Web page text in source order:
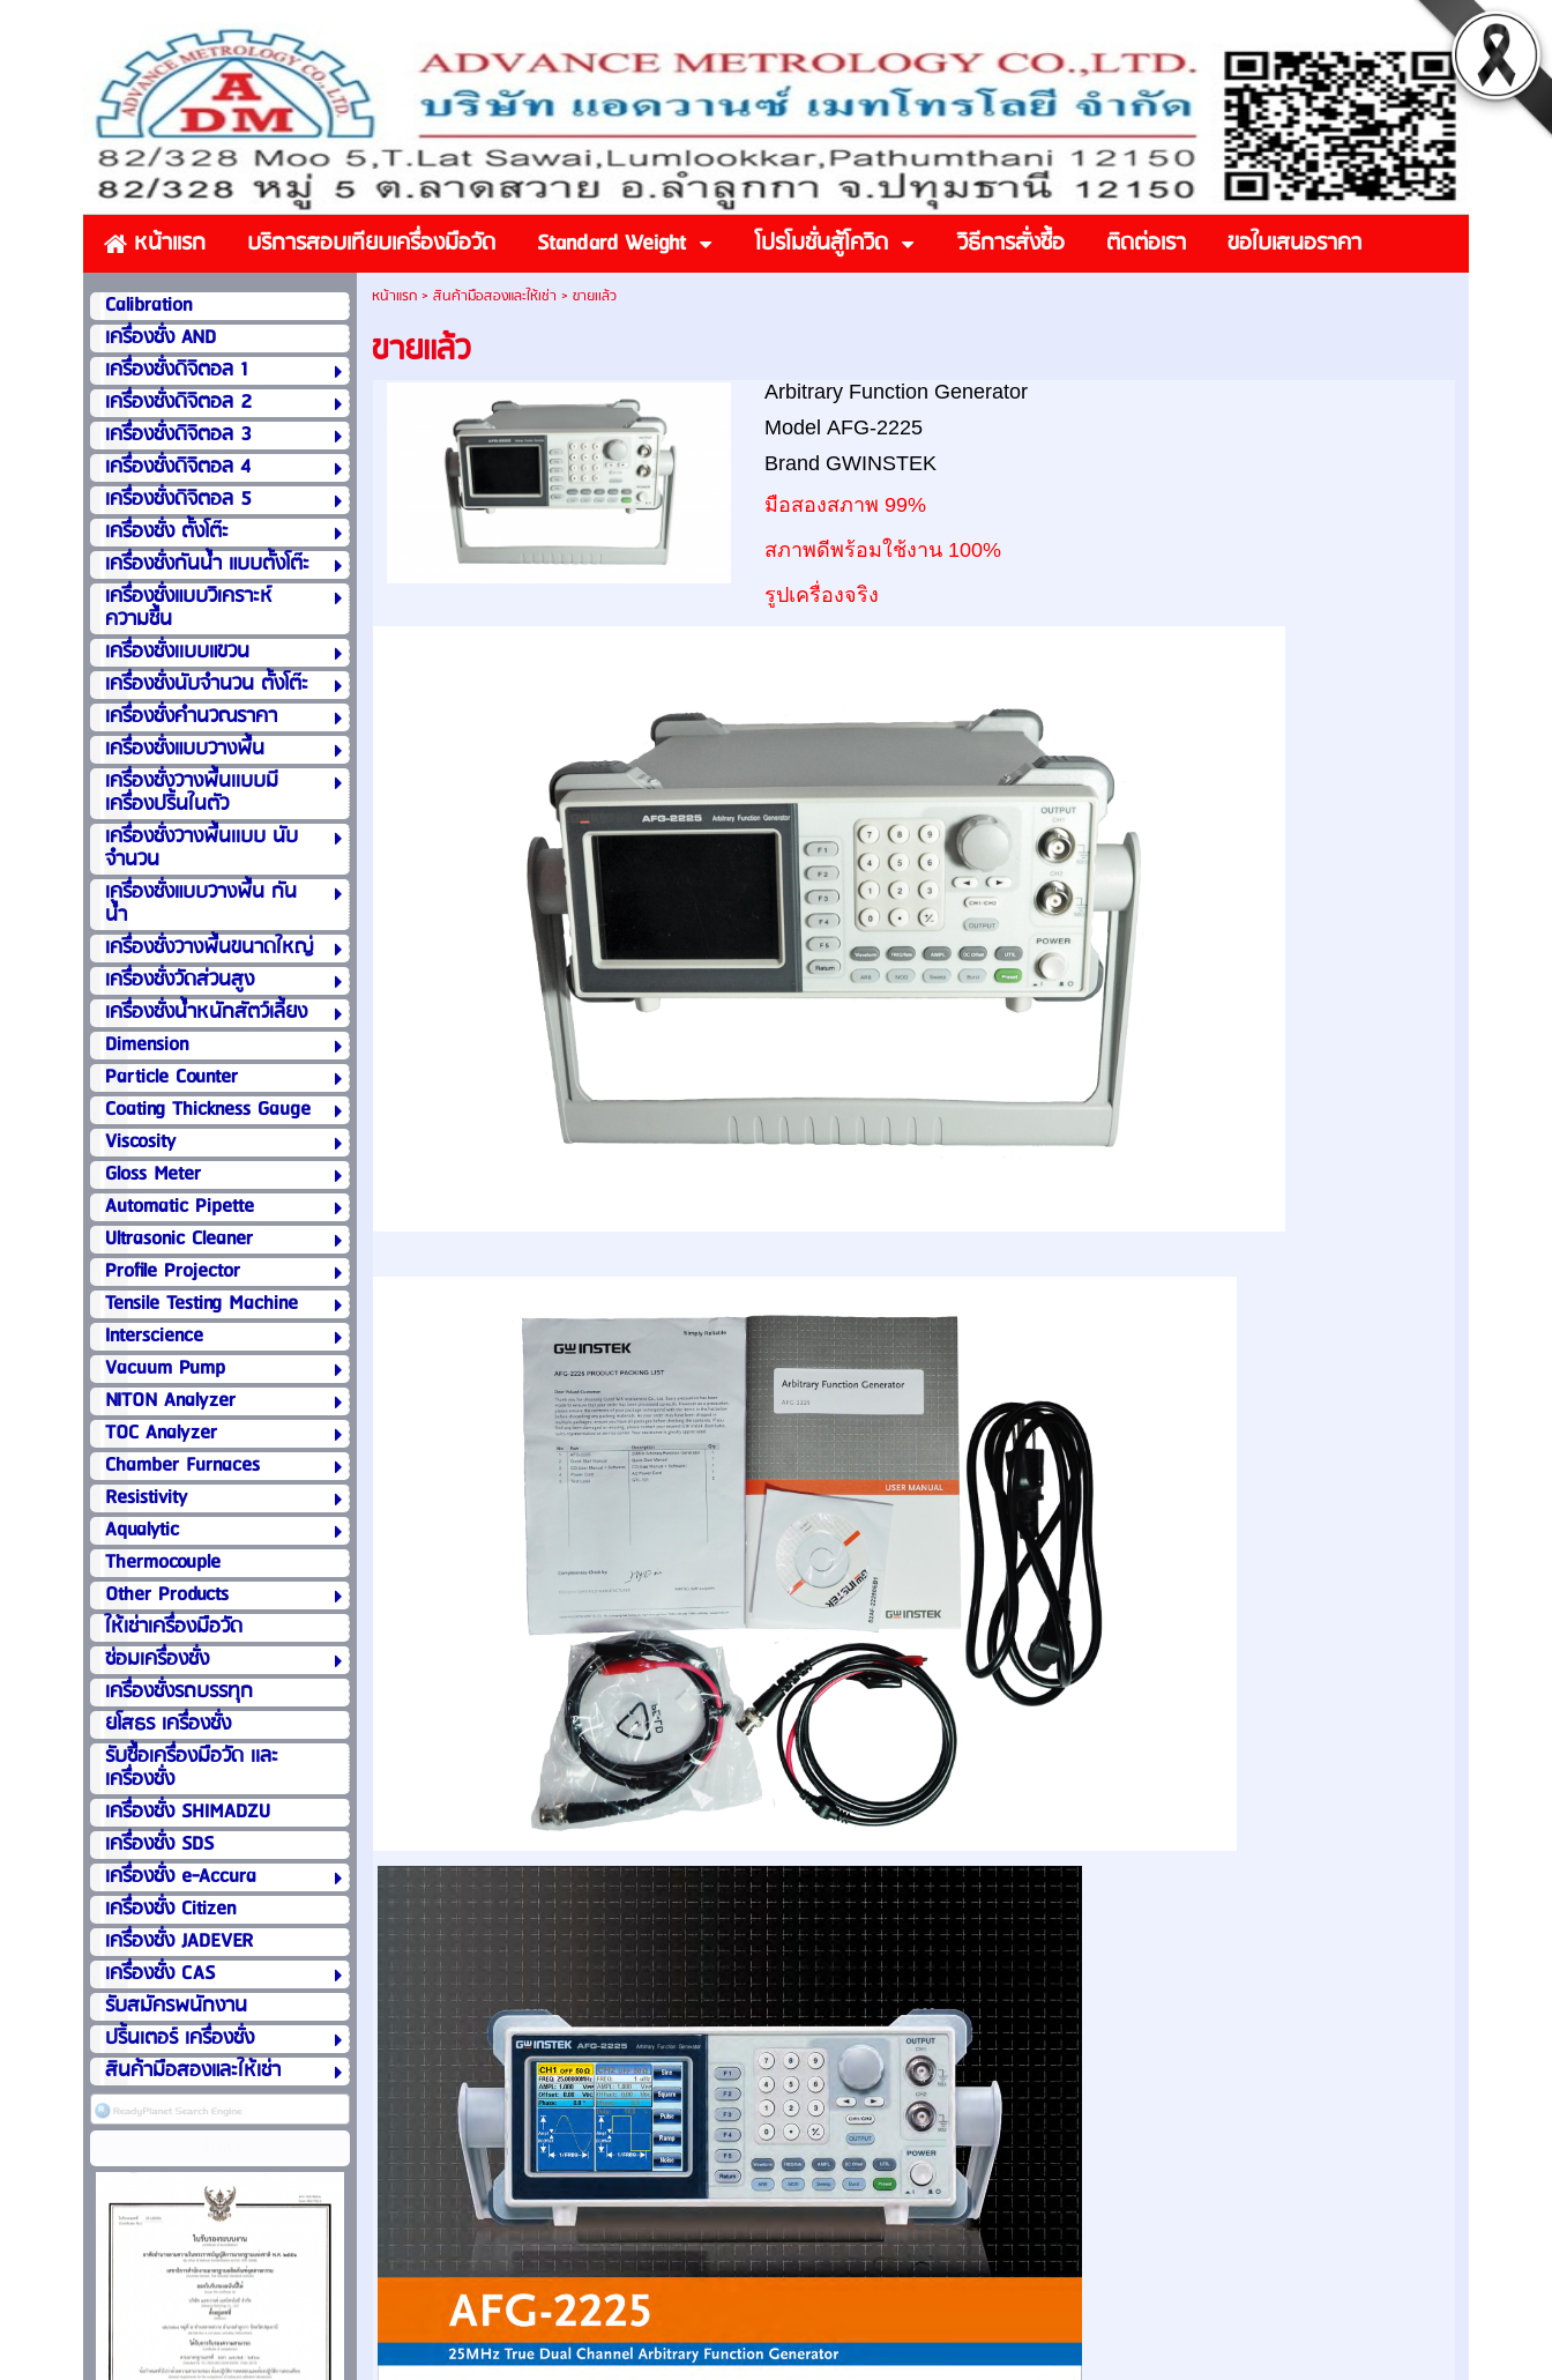
หน้าแรก บริการสอบเทียบเครื่องมือวัด Standard Weight โปรโมชั่นสู้โควิด วิธีการสั่งซื้อ ติดต่อเรา ขอใบเสนอราคา
Calibration
เครื่องชั่ง AND
เครื่องชั่งดิจิตอล 1
เครื่องชั่งดิจิตอล 2
เครื่องชั่งดิจิตอล 3
เครื่องชั่งดิจิตอล 4
เครื่องชั่งดิจิตอล 5
เครื่องชั่ง ตั้งโต๊ะ
เครื่องชั่งกันน้ำ แบบตั้งโต๊ะ
เครื่องชั่งแบบวิเคราะห์
ความชื้น
เครื่องชั่งเเบบแขวน
เครื่องชั่งนับจำนวน ตั้งโต๊ะ
เครื่องชั่งคำนวณราคา
เครื่องชั่งแบบวางพื้น
เครื่องชั่งวางพื้นเเบบมี
เครื่องปริ้นในตัว
เครื่องชั่งวางพื้นเเบบ นับ
จำนวน
เครื่องชั่งแบบวางพื้น กัน
น้ำ
เครื่องชั่งวางพื้นขนาดใหญ่
เครื่องชั่งวัดส่วนสูง
เครื่องชั่งน้ำหนักสัตว์เลี้ยง
Dimension
Particle Counter
Coating Thickness Gauge
Viscosity
Gloss Meter
Automatic Pipette
Ultrasonic Cleaner
Profile Projector
Tensile Testing Machine
Interscience
Vacuum Pump
NITON Analyzer
TOC Analyzer
Chamber Furnaces
Resistivity
Aqualytic
Thermocouple
Other Products
ให้เช่าเครื่องมือวัด
ซ่อมเครื่องชั่ง
เครื่องชั่งรถบรรทุก
ยโสธร เครื่องชั่ง
รับซื้อเครื่องมือวัด เเละ
เครื่องชั่ง
เครื่องชั่ง SHIMADZU
เครื่องชั่ง SDS
เครื่องชั่ง e-Accura
เครื่องชั่ง Citizen
เครื่องชั่ง JADEVER
เครื่องชั่ง CAS
รับสมัครพนักงาน
ปริ้นเตอร์ เครื่องชั่ง
สินค้ามือสองและให้เช่า
หน้าแรก> สินค้ามือสองและให้เช่า > ขายเเล้ว
ขายเเล้ว
Arbitrary Function Generator
Model AFG-2225
Brand GWINSTEK
มือสองสภาพ 99%
สภาพดีพร้อมใช้งาน 100%
รูปเครื่องจริง